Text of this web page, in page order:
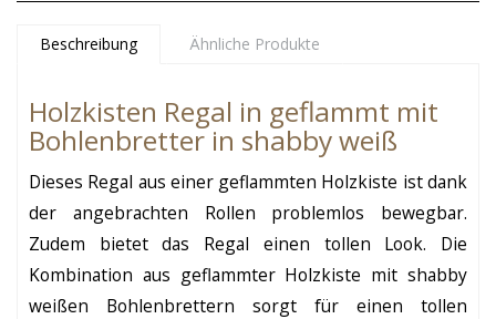
Beschreibung Ähnliche Produkte
Holzkisten Regal in geflammt mit
Bohlenbretter in shabby weiß
Dieses Regal aus einer geflammten Holzkiste ist dank
der angebrachten Rollen problemlos bewegbar.
Zudem bietet das Regal einen tollen Look. Die
Kombination aus geflammter Holzkiste mit shabby
weißen Bohlenbrettern sorgt für einen tollen